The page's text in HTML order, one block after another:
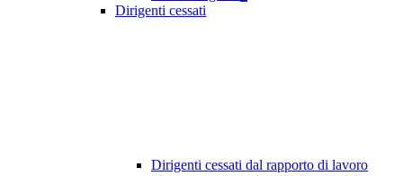
Dirigenti cessati
Dirigenti cessati dal rapporto di lavoro